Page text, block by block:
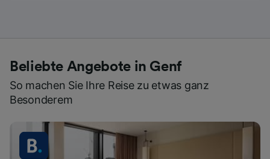
Beliebte Angebote in Genf
So machen Sie Ihre Reise zu etwas ganz
Besonderem